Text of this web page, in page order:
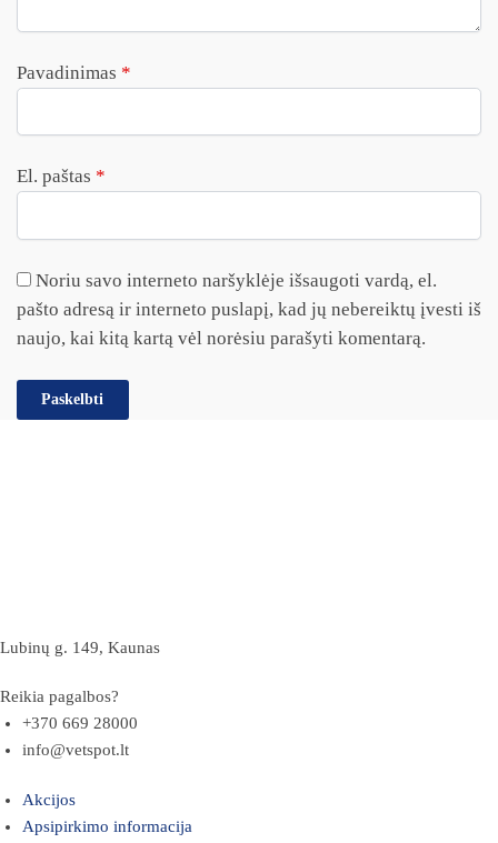
Pavadinimas *
El. paštas *
Noriu savo interneto naršyklėje išsaugoti vardą, el.
pašto adresą ir interneto puslapį, kad jų nebereiktų įvesti iš
naujo, kai kitą kartą vėl norėsiu parašyti komentarą.
Lubinų g. 149, Kaunas
Reikia pagalbos?
+370 669 28000
info@vetspot.lt
Akcijos
Apsipirkimo informacija